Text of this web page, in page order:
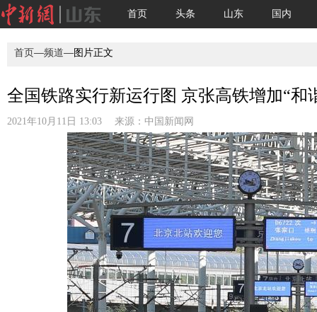
首页 头条 山东 国内
首页—频道—图片正文
全国铁路实行新运行图 京张高铁增加“和
2021年10月11日 13:03 来源： 中国新闻网